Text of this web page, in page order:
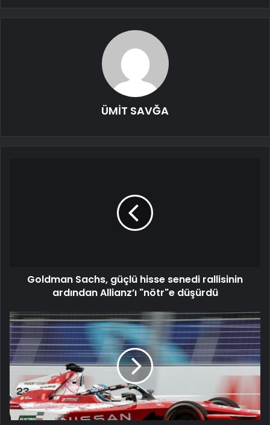
ÜMİT SAVĞA
Goldman Sachs, güçlü hisse senedi rallisinin
ardından Allianz’ı "nötr"e düşürdü